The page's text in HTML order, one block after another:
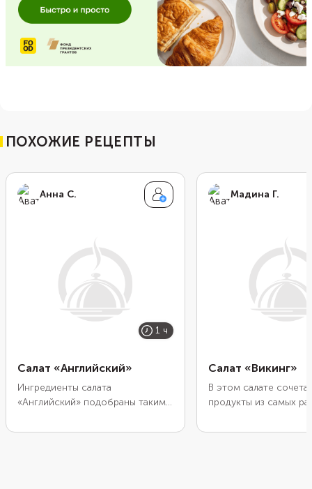
ПОХОЖИЕ РЕЦЕПТЫ
Анна С.
1 ч
Салат «Английский»
Ингредиенты салата
«Английский» подобраны таким
сытным, в меру калорийным, но в
Мадина Г.
Салат «Викинг»
В этом салате
продукты из самых
плавали викинги.